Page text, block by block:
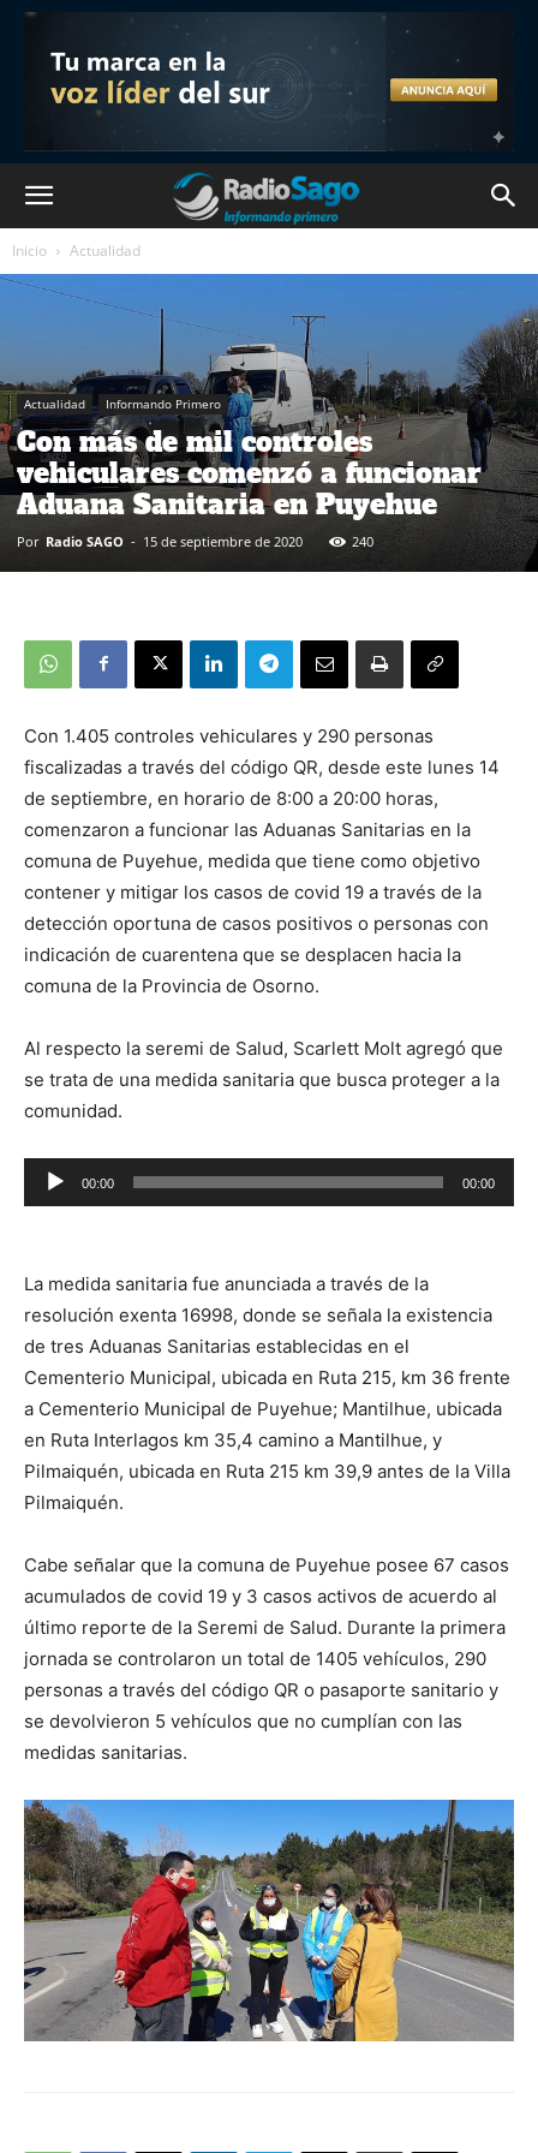
Inicio Actualidad
Actualidad Informando Primero
Con más de mil controles
vehiculares comenzó a funcionar
Aduana Sanitaria en Puyehue
Por Radio SAGO - 15 de septiembre de 2020 240
Con 1.405 controles vehiculares y 290 personas
fiscalizadas a través del código QR, desde este lunes 14
de septiembre, en horario de 8:00 a 20:00 horas,
comenzaron a funcionar las Aduanas Sanitarias en la
comuna de Puyehue, medida que tiene como objetivo
contener y mitigar los casos de covid 19 a través de la
detección oportuna de casos positivos o personas con
indicación de cuarentena que se desplacen hacia la
comuna de la Provincia de Osorno.
Al respecto la seremi de Salud, Scarlett Molt agregó que
se trata de una medida sanitaria que busca proteger a la
comunidad.
Reproductor
de
00:00 00:00
La medida sanitaria fue anunciada a través de la
resolución exenta 16998, donde se señala la existencia
de tres Aduanas Sanitarias establecidas en el
Cementerio Municipal, ubicada en Ruta 215, km 36 frente
a Cementerio Municipal de Puyehue; Mantilhue, ubicada
en Ruta Interlagos km 35,4 camino a Mantilhue, y
Pilmaiquén, ubicada en Ruta 215 km 39,9 antes de la Villa
Pilmaiquén.
Cabe señalar que la comuna de Puyehue posee 67 casos
acumulados de covid 19 y 3 casos activos de acuerdo al
último reporte de la Seremi de Salud. Durante la primera
jornada se controlaron un total de 1405 vehículos, 290
personas a través del código QR o pasaporte sanitario y
se devolvieron 5 vehículos que no cumplían con las
medidas sanitarias.